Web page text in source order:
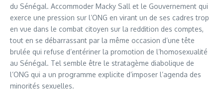
du Sénégal. Accommoder Macky Sall et le Gouvernement qui
exerce une pression sur l’ONG en virant un de ses cadres trop
en vue dans le combat citoyen sur la reddition des comptes,
tout en se débarrassant par la même occasion d’une tête
brulée qui refuse d’entériner la promotion de l’homosexualité
au Sénégal. Tel semble être le stratagème diabolique de
l’ONG qui a un programme explicite d’imposer l’agenda des
minorités sexuelles.